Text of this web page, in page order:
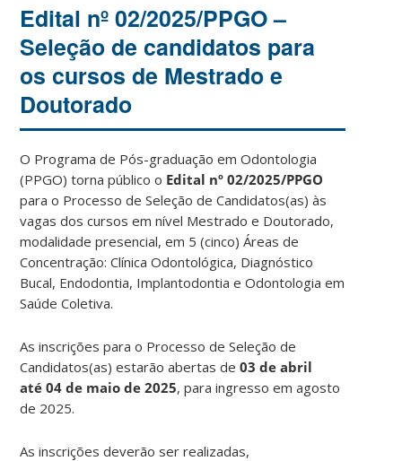
Edital nº 02/2025/PPGO –
Seleção de candidatos para
os cursos de Mestrado e
Doutorado
O Programa de Pós-graduação em Odontologia
(PPGO) torna público o Edital nº 02/2025/PPGO
para o Processo de Seleção de Candidatos(as) às
vagas dos cursos em nível Mestrado e Doutorado,
modalidade presencial, em 5 (cinco) Áreas de
Concentração: Clínica Odontológica, Diagnóstico
Bucal, Endodontia, Implantodontia e Odontologia em
Saúde Coletiva.
As inscrições para o Processo de Seleção de
Candidatos(as) estarão abertas de 03 de abril
até 04 de maio de 2025, para ingresso em agosto
de 2025.
As inscrições deverão ser realizadas,